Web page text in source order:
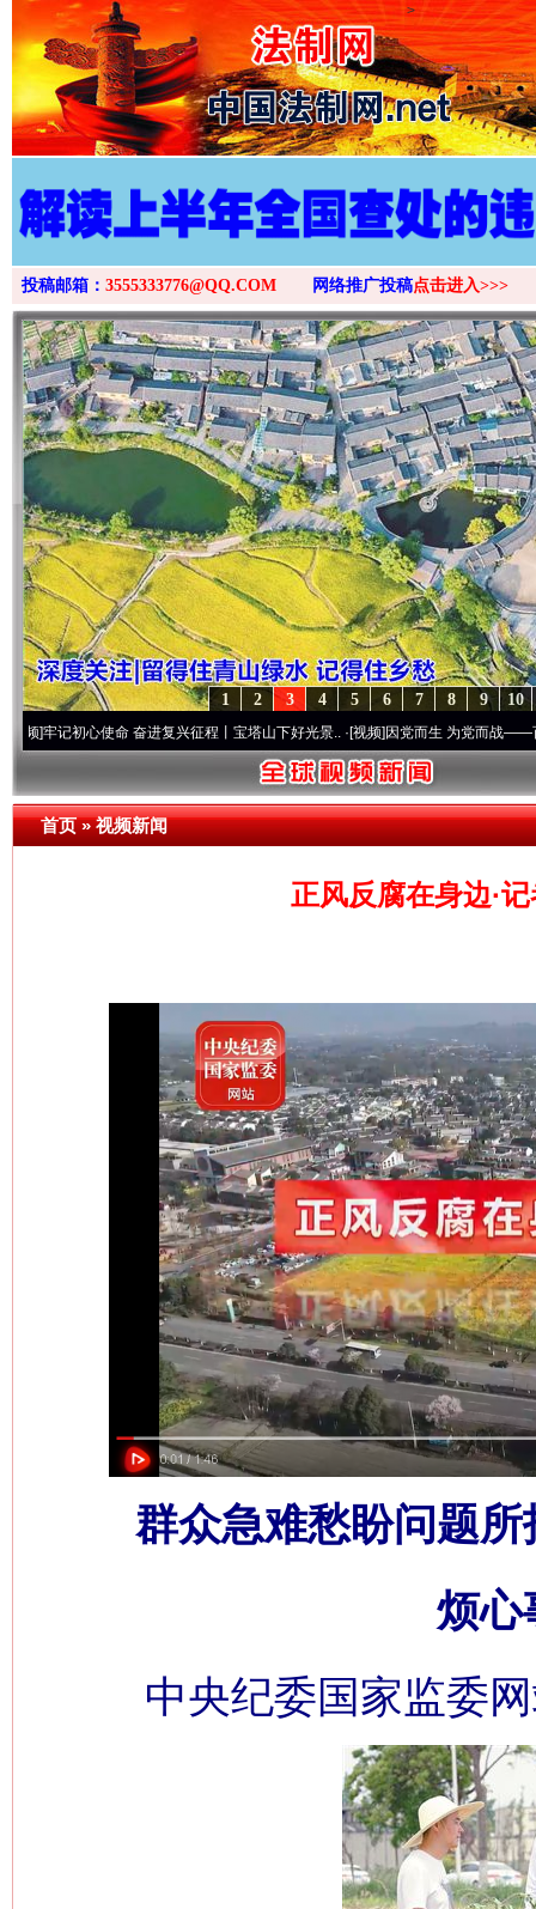
>
投稿邮箱： 3555333776@QQ.COM 网络推广投稿点击进入>>>
10
9
8
7
6
5
4
3
2
1
心使命 奋进复兴征程丨宝塔山下好光景..·[视频]因党而生 为党而战——百年“纪”事⑧
首页»视频新闻
正风反腐在身边·
群众急难愁盼问题
烦心
中央纪委国家监委